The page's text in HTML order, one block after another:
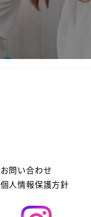
お問い合わせ
個人情報保護方針